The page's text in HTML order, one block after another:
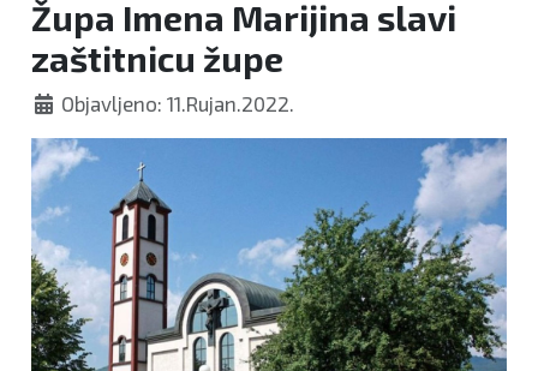
Župa Imena Marijina slavi
zaštitnicu župe
Objavljeno: 11.Rujan.2022.